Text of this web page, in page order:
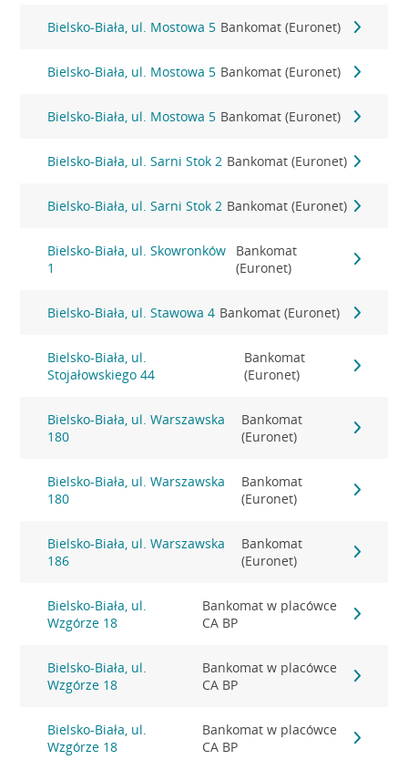
Bielsko-Biała, ul. Mostowa 5 Bankomat (Euronet)
Bielsko-Biała, ul. Mostowa 5 Bankomat (Euronet)
Bielsko-Biała, ul. Mostowa 5 Bankomat (Euronet)
Bielsko-Biała, ul. Sarni Stok 2 Bankomat (Euronet)
Bielsko-Biała, ul. Sarni Stok 2 Bankomat (Euronet)
Bielsko-Biała, ul. Skowronków
1
Bankomat
(Euronet)
Bielsko-Biała, ul. Stawowa 4 Bankomat (Euronet)
Bielsko-Biała, ul.
Stojałowskiego 44
Bankomat
(Euronet)
Bielsko-Biała, ul. Warszawska
180
Bankomat
(Euronet)
Bielsko-Biała, ul. Warszawska
180
Bankomat
(Euronet)
Bielsko-Biała, ul. Warszawska
186
Bankomat
(Euronet)
Bielsko-Biała, ul.
Wzgórze 18
Bankomat w placówce
CA BP
Bielsko-Biała, ul.
Wzgórze 18
Bankomat w placówce
CA BP
Bielsko-Biała, ul.
Wzgórze 18
Bankomat w placówce
CA BP